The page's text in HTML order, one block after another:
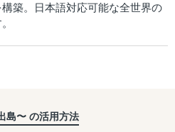
築。日本語対応可能な全世界の
島〜 の活用方法